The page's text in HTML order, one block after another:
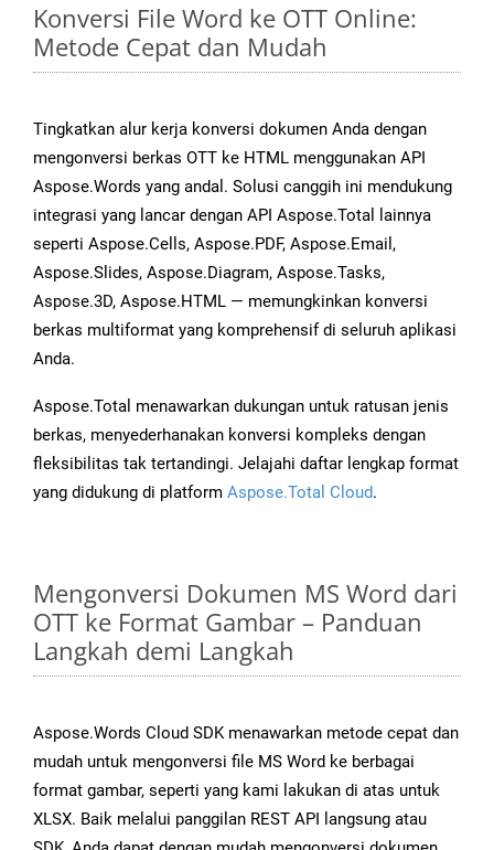
Konversi File Word ke OTT Online:
Metode Cepat dan Mudah
Tingkatkan alur kerja konversi dokumen Anda dengan
mengonversi berkas OTT ke HTML menggunakan API
Aspose.Words yang andal. Solusi canggih ini mendukung
integrasi yang lancar dengan API Aspose.Total lainnya
seperti Aspose.Cells, Aspose.PDF, Aspose.Email,
Aspose.Slides, Aspose.Diagram, Aspose.Tasks,
Aspose.3D, Aspose.HTML — memungkinkan konversi
berkas multiformat yang komprehensif di seluruh aplikasi
Anda.
Aspose.Total menawarkan dukungan untuk ratusan jenis
berkas, menyederhanakan konversi kompleks dengan
fleksibilitas tak tertandingi. Jelajahi daftar lengkap format
yang didukung di platform Aspose.Total Cloud.
Mengonversi Dokumen MS Word dari
OTT ke Format Gambar – Panduan
Langkah demi Langkah
Aspose.Words Cloud SDK menawarkan metode cepat dan
mudah untuk mengonversi file MS Word ke berbagai
format gambar, seperti yang kami lakukan di atas untuk
XLSX. Baik melalui panggilan REST API langsung atau